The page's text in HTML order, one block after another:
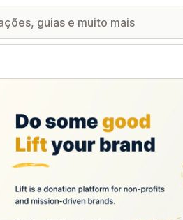
de imagens em destaque